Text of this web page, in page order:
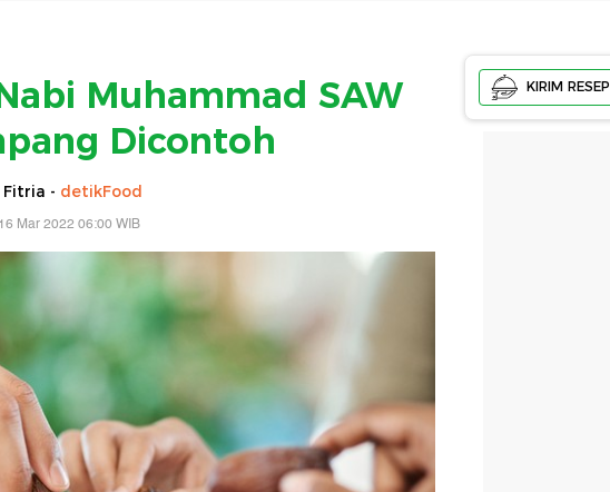
Muhammad SAW
Dicontoh
Fitria - detikFood
Mar 2022 06:00 WIB
KIRIM RESEP